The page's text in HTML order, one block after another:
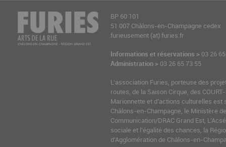
BP 60 101
51 007 Châlons-en-Champagne cedex
furieusement (at) furies.fr
Informations et réservations > 03 26
Administration > 03 26 65 73 55
L’association Furies, porteuse des
routes, de la Saison Cirque, des
Marionnette et d’actions culturelles est
Châlons-en-Champagne, le Ministère
Communication/DRAC Grand Est,
sociale et l’égalité des chances, la
d’Agglomération de Châlons-en-